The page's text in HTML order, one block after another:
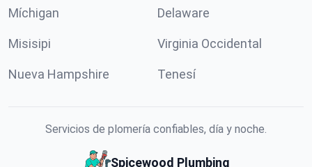
Míchigan Delaware
Misisipi Virginia Occidental
Nueva Hampshire Tenesí
Servicios de plomería confiables, día y noche.
Spicewood Plumbing